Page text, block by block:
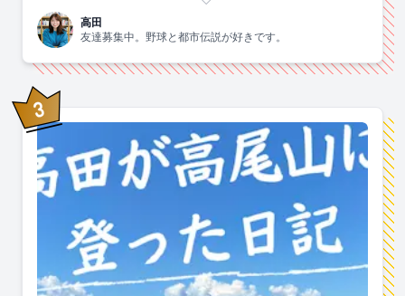
高田
友達募集中。野球と都市伝説が好きです。
3位